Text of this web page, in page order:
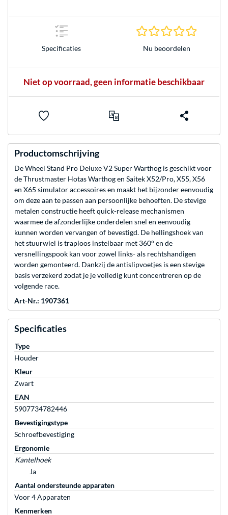
Specificaties Nu beoordelen
Niet op voorraad, geen informatie beschikbaar
Productomschrijving
De Wheel Stand Pro Deluxe V2 Super Warthog is geschikt voor
de Thrustmaster Hotas Warthog en Saitek X52/Pro, X55, X56
en X65 simulator accessoires en maakt het bijzonder eenvoudig
om deze aan te passen aan persoonlijke behoeften. De stevige
metalen constructie heeft quick-release mechanismen
waarmee de afzonderlijke onderdelen snel en eenvoudig
kunnen worden vervangen of bevestigd. De hellingshoek van
het stuurwiel is traploos instelbaar met 360° en de
versnellingspook kan voor zowel links- als rechtshandigen
worden gemonteerd. Dankzij de antislipvoetjes is een stevige
basis verzekerd zodat je je volledig kunt concentreren op de
volgende race.
Art-Nr.: 1907361
Specificaties
Type
Houder
Kleur
Zwart
EAN
5907734782446
Bevestigingstype
Schroefbevestiging
Ergonomie
Kantelhoek
Ja
Aantal ondersteunde apparaten
Voor 4 Apparaten
Kenmerken